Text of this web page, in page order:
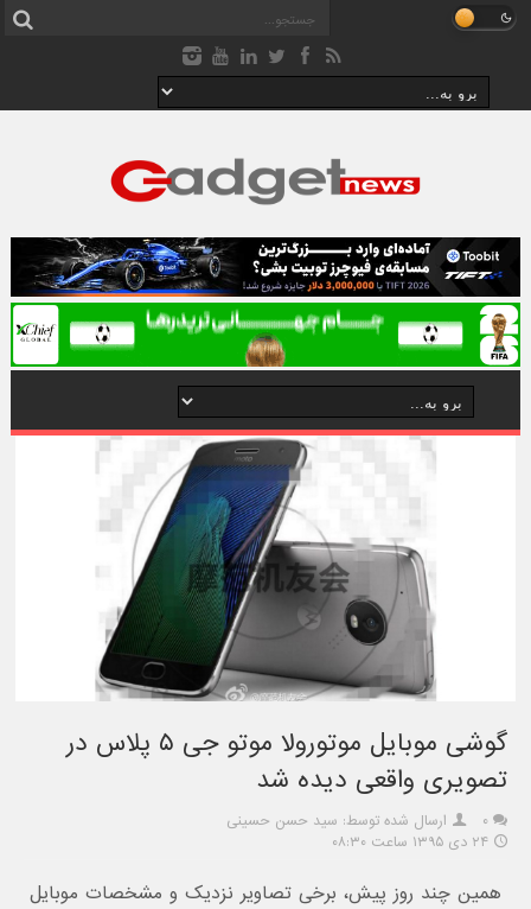
گوشی موبایل موتورولا موتو جی ۵ پلاس در
تصویری واقعی دیده شد
۰
ارسال شده توسط: سید حسن حسینی
۲۴ دی ۱۳۹۵ ساعت ۰۸:۳۰
همین چند روز پیش، برخی تصاویر نزدیک و مشخصات موبایل